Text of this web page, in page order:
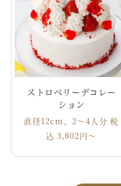
ストロベリーデコレー
ション
直径12cm、2～4人分 税
込 3,802円〜